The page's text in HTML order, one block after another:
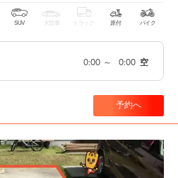
SUV 大型車 トラック 原付 バイク
0:00 ～ 0:00 空
予約へ